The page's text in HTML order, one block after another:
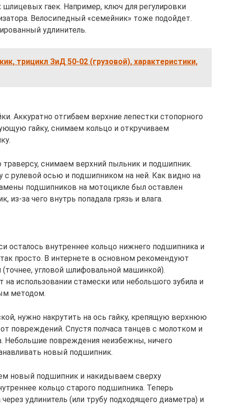
шлицевых гаек. Например, ключ для регулировки
Велосипедный «семейник» тоже подойдет.
удлинитель.
трицикл ЗиД 50-02 (грузовой), характеристики,
Аккуратно отгибаем верхние лепестки стопорного
гайку, снимаем кольцо и откручиваем
снимаем верхний пыльник и подшипник.
с рулевой осью и подшипником на ней. Как видно на
подшипников на мотоцикле был оставлен
за чего внутрь попадала грязь и влага.
осталось внутреннее кольцo нижнего подшипника и
просто. В интернете в основном рекомендуют
(точнее, угловой шлифовальной машинкой).
на использовании стамески или небольшого зубила и
методом.
нужно накрутить на ось гайку, крепящую верхнюю
повреждений. Спустя полчаса танцев с молотком и
Небольшие повреждения неизбежны, ничего
новый подшипник.
новый подшипник и накидываем сверху
кольцо старого подшипника. Теперь
удлинитель (или трубу подходящего диаметра) и